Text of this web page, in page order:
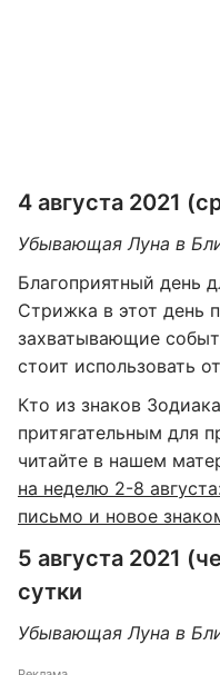
4 августа 2021
Убывающая Луна в
Благоприятный день
Стрижка в этот день
захватывающие
стоит использовать
Кто из знаков
притягательным для
читайте в нашем
на неделю 2-8
письмо и новое
5 августа 2021
сутки
Убывающая Луна в